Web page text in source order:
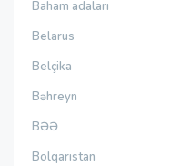
Baham adaları
Belarus
Belçika
Bəhreyn
BƏƏ
Bolqarıstan